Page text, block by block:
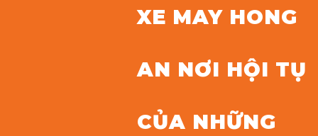
XE MAY HONG
AN NƠI HỘI TỤ
CỦA NHỮNG